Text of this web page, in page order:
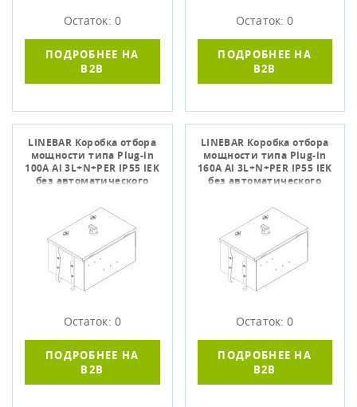
Остаток: 0
ПОДРОБНЕЕ НА
B2B
Остаток: 0
ПОДРОБНЕЕ НА
B2B
LINEBAR Коробка отбора
мощности типа Plug-in
100А Al 3L+N+PER IP55 IEK
без автоматического
Остаток: 0
ПОДРОБНЕЕ НА
B2B
LINEBAR Коробка отбора
мощности типа Plug-in
160А Al 3L+N+PER IP55 IEK
без автоматического
Остаток: 0
ПОДРОБНЕЕ НА
B2B